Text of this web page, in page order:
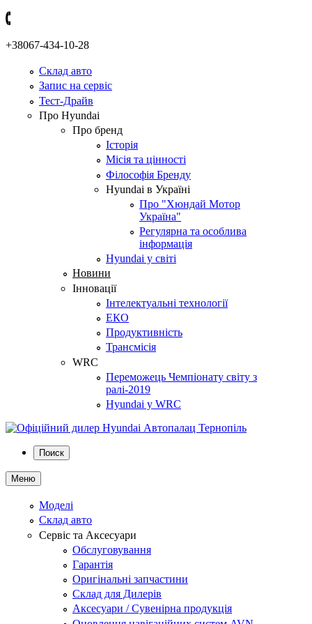
+38067-434-10-28
Склад авто
Запис на сервіс
Тест-Драйв
Про Hyundai
Про бренд
Історія
Місія та цінності
Філософія Бренду
Hyundai в Україні
Про "Хюндай Мотор
Україна"
Регулярна та особлива
інформація
Hyundai у світі
Новини
Інновації
Інтелектуальні технології
ЕКО
Продуктивність
Трансмісія
WRC
Переможець Чемпіонату світу з
ралі-2019
Hyundai у WRC
Поиск
Меню
Моделі
Склад авто
Сервіс та Аксесуари
Обслуговування
Гарантія
Оригінальні запчастини
Склад для Дилерів
Аксесуари / Сувенірна продукція